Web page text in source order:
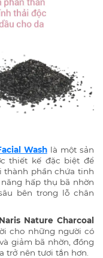
Washlà một sản
thiết kế đặc biệt để
thành phần chứa tinh
hấp thụ bã nhờn
bên trong lỗ chân
Naris Nature Charcoal
cho những người có
giảm bã nhờn, đồng
trở nên tươi tắn hơn.